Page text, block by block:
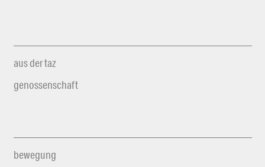
aus der taz
genossenschaft
bewegung